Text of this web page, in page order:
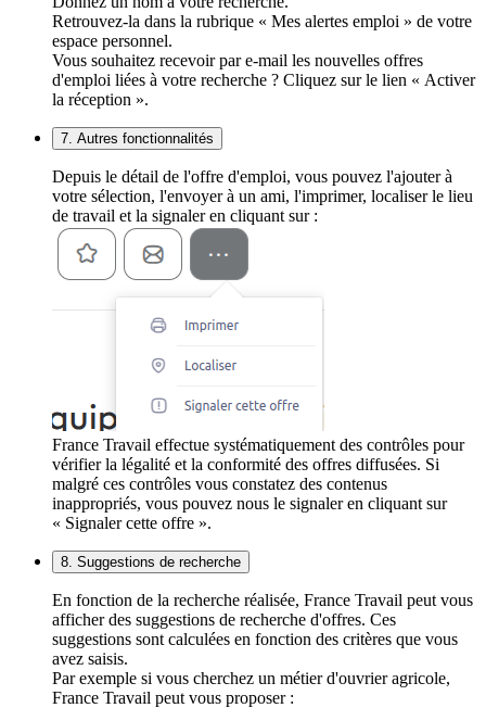
Retrouvez-la dans la rubrique « Mes alertes emploi » de votre
espace personnel.
Vous souhaitez recevoir par e-mail les nouvelles offres
d'emploi liées à votre recherche ? Cliquez sur le lien « Activer
la réception ».
7. Autres fonctionnalités
Depuis le détail de l'offre d'emploi, vous pouvez l'ajouter à
votre sélection, l'envoyer à un ami, l'imprimer, localiser le lieu
de travail et la signaler en cliquant sur :
France Travail effectue systématiquement des contrôles pour
vérifier la légalité et la conformité des offres diffusées. Si
malgré ces contrôles vous constatez des contenus
inappropriés, vous pouvez nous le signaler en cliquant sur
« Signaler cette offre ».
8. Suggestions de recherche
En fonction de la recherche réalisée, France Travail peut vous
afficher des suggestions de recherche d'offres. Ces
suggestions sont calculées en fonction des critères que vous
avez saisis.
Par exemple si vous cherchez un métier d'ouvrier agricole,
France Travail peut vous proposer :